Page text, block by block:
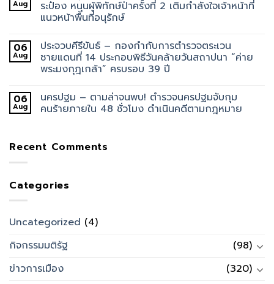
Aug ระป๋อง หนุนผู้พิทักษ์ป่าครั้งที่ 2 เติมกำลังใจเจ้าหน้าที่
แนวหน้าพื้นที่อนุรักษ์
06
Aug
ประจวบคีรีขันธ์ – กองกำกับการตำรวจตระเวน
ชายแดนที่ 14 ประกอบพิธีวันคล้ายวันสถาปนา “ค่าย
พระมงกุฎเกล้า” ครบรอบ 39 ปี
06
Aug
นครปฐม – ตามล่าจนพบ! ตำรวจนครปฐมจับกุม
คนร้ายภายใน 48 ชั่วโมง ดำเนินคดีตามกฎหมาย
Recent Comments
Categories
Uncategorized (4)
กิจกรรมมติรัฐ
(98)
ข่าวการเมือง
(320)